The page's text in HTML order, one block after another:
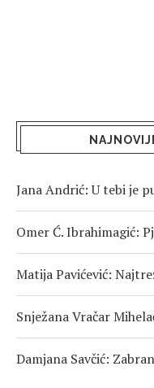
Jana Andrić: U tebi je
Omer Ć. Ibrahimagić:
Matija Pavićević:
Snježana Vračar
Damjana Savčić: